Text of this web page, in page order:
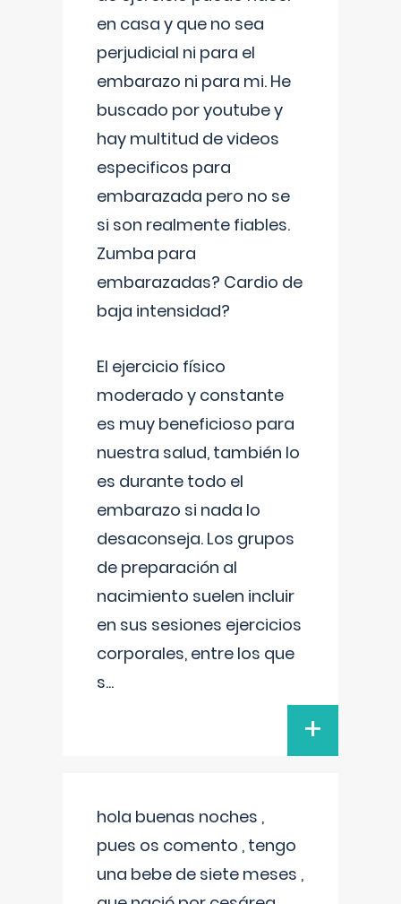
en casa y que no sea
perjudicial ni para el
embarazo ni para mi. He
buscado por youtube y
hay multitud de videos
especificos para
embarazada pero no se
si son realmente fiables.
Zumba para
embarazadas? Cardio de
baja intensidad?
El ejercicio físico
moderado y constante
es muy beneficioso para
nuestra salud, también lo
es durante todo el
embarazo si nada lo
desaconseja. Los grupos
de preparación al
nacimiento suelen incluir
en sus sesiones ejercicios
corporales, entre los que
s...
+
hola buenas noches ,
pues os comento , tengo
una bebe de siete meses ,